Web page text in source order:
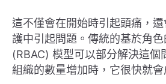
這不僅會在開始時引起頭痛，
護中引起問題。傳統的基於角色
(RBAC) 模型可以部分解決這個
組織的數量增加時，它很快就會